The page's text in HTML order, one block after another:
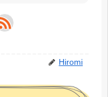
Hiromi